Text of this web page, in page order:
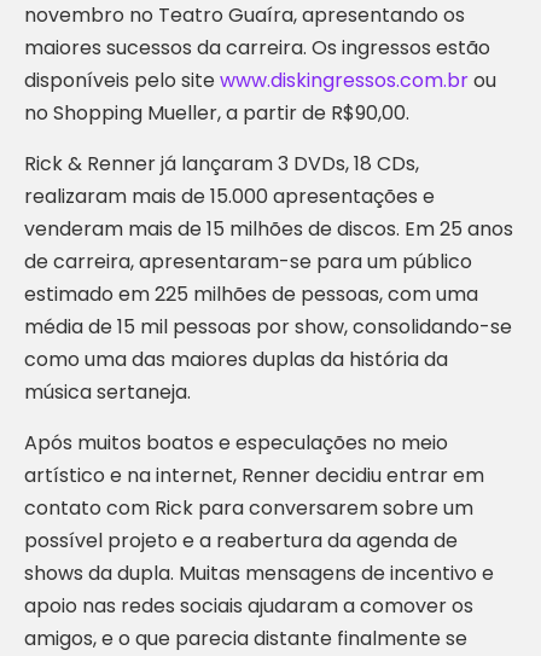
novembro no Teatro Guaíra, apresentando os
maiores sucessos da carreira. Os ingressos estão
disponíveis pelo sitewww.diskingressos.com.brou
no Shopping Mueller, a partir de R$90,00.
Rick & Renner já lançaram 3 DVDs, 18 CDs,
realizaram mais de 15.000 apresentações e
venderam mais de 15 milhões de discos. Em 25 anos
de carreira, apresentaram-se para um público
estimado em 225 milhões de pessoas, com uma
média de 15 mil pessoas por show, consolidando-se
como uma das maiores duplas da história da
música sertaneja.
Após muitos boatos e especulações no meio
artístico e na internet, Renner decidiu entrar em
contato com Rick para conversarem sobre um
possível projeto e a reabertura da agenda de
shows da dupla. Muitas mensagens de incentivo e
apoio nas redes sociais ajudaram a comover os
amigos, e o que parecia distante finalmente se